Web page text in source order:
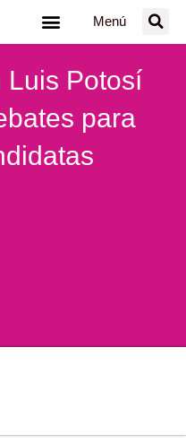
Menú
Luis Potosí
para